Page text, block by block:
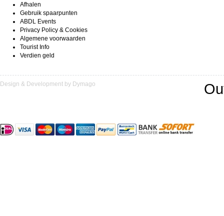
Afhalen
Gebruik spaarpunten
ABDL Events
Privacy Policy & Cookies
Algemene voorwaarden
Tourist Info
Verdien geld
Design & Development by Dymago